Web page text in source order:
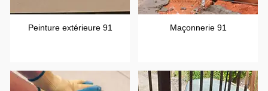
Peinture extérieure 91 Maçonnerie 91